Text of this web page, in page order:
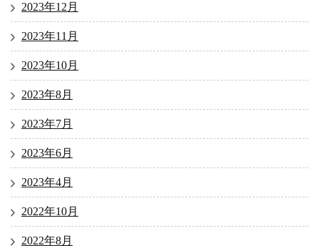
2023年12月
2023年11月
2023年10月
2023年8月
2023年7月
2023年6月
2023年4月
2022年10月
2022年8月